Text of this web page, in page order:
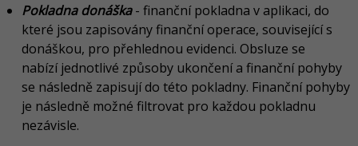
Pokladna donáška- finanční pokladna v aplikaci, do
které jsou zapisovány finanční operace, související s
donáškou, pro přehlednou evidenci. Obsluze se
nabízí jednotlivé způsoby ukončení a finanční pohyby
se následně zapisují do této pokladny. Finanční pohyby
je následně možné filtrovat pro každou pokladnu
nezávisle.